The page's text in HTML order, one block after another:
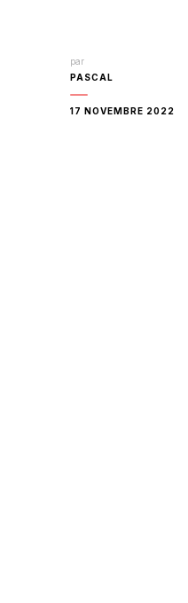
par
PASCAL
17 NOVEMBRE 2022